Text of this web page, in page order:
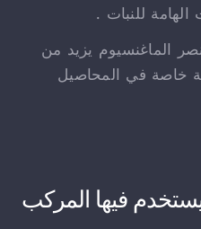
للنبات .
الماغنسيوم يزيد من
خاصة في المحاصيل
فيها المركب